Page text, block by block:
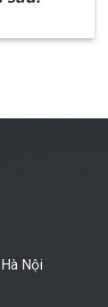
Nội